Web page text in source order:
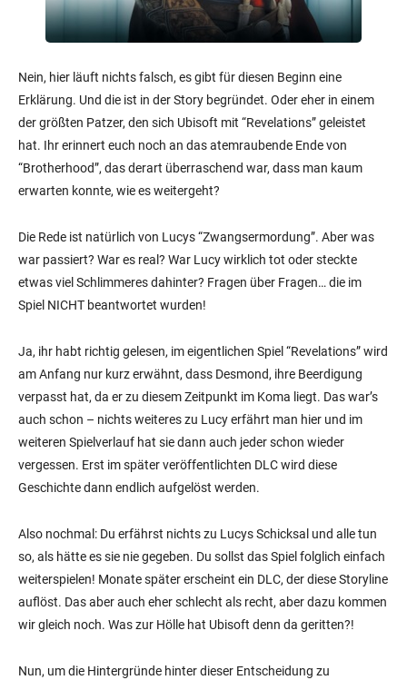
Nein, hier läuft nichts falsch, es gibt für diesen Beginn eine
Erklärung. Und die ist in der Story begründet. Oder eher in einem
der größten Patzer, den sich Ubisoft mit “Revelations” geleistet
hat. Ihr erinnert euch noch an das atemraubende Ende von
“Brotherhood”, das derart überraschend war, dass man kaum
erwarten konnte, wie es weitergeht?
Die Rede ist natürlich von Lucys “Zwangsermordung”. Aber was
war passiert? War es real? War Lucy wirklich tot oder steckte
etwas viel Schlimmeres dahinter? Fragen über Fragen… die im
Spiel NICHT beantwortet wurden!
Ja, ihr habt richtig gelesen, im eigentlichen Spiel “Revelations” wird
am Anfang nur kurz erwähnt, dass Desmond, ihre Beerdigung
verpasst hat, da er zu diesem Zeitpunkt im Koma liegt. Das war’s
auch schon – nichts weiteres zu Lucy erfährt man hier und im
weiteren Spielverlauf hat sie dann auch jeder schon wieder
vergessen. Erst im später veröffentlichten DLC wird diese
Geschichte dann endlich aufgelöst werden.
Also nochmal: Du erfährst nichts zu Lucys Schicksal und alle tun
so, als hätte es sie nie gegeben. Du sollst das Spiel folglich einfach
weiterspielen! Monate später erscheint ein DLC, der diese Storyline
auflöst. Das aber auch eher schlecht als recht, aber dazu kommen
wir gleich noch. Was zur Hölle hat Ubisoft denn da geritten?!
Nun, um die Hintergründe hinter dieser Entscheidung zu